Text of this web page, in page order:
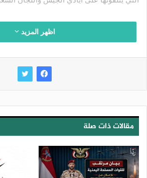
اظهر المزيد
مقالات ذات صلة